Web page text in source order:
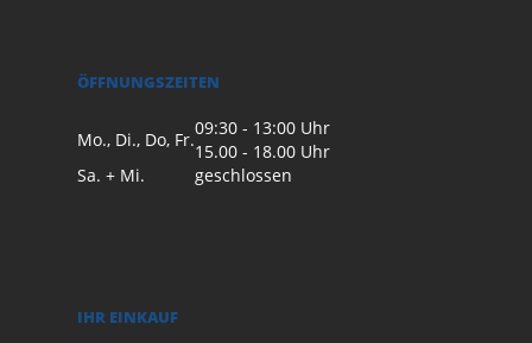
ÖFFNUNGSZEITEN
Mo., Di., Do, Fr.
09:30 - 13:00 Uhr
15.00 - 18.00 Uhr
Sa. + Mi.
geschlossen
IHR EINKAUF